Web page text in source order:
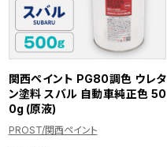
関西ペイント PG80調色 ウレタ
ン塗料 スバル 自動車純正色 50
0g (原液)
PROST/関西ペイント